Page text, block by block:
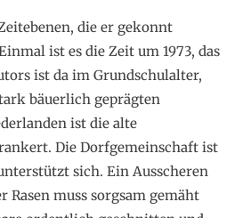
die er gekonnt
ist es die Zeit um 1973, das
ist da im Grundschulalter,
bäuerlich geprägten
ist die alte
Die Dorfgemeinschaft ist
sich. Ein Ausscheren
muss sorgsam gemäht